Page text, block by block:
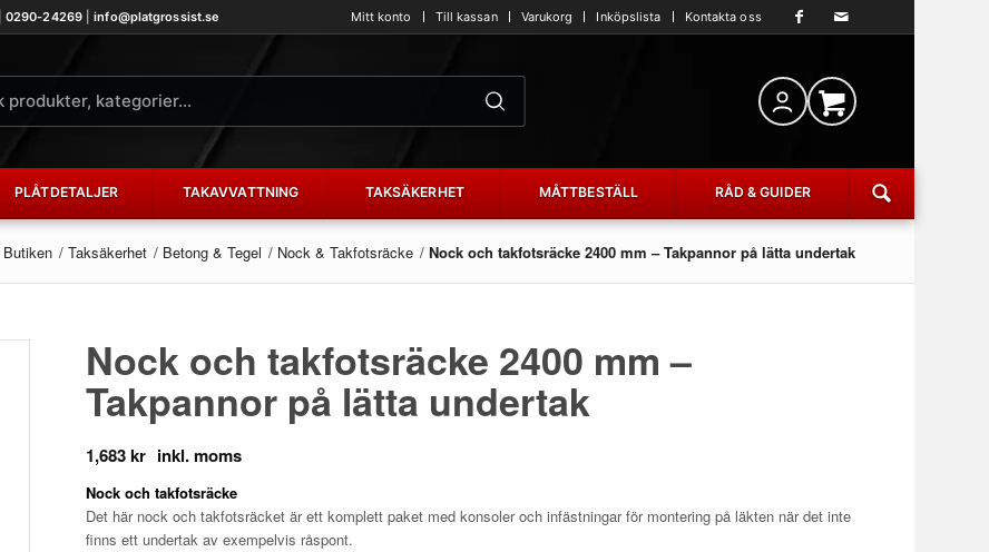
Mitt konto Till kassan Varukorg Inköpslista Kontakta oss
0290-24269|info@platgrossist.se
PLÅTDETALJER TAKAVVATTNING TAKSÄKERHET MÅTTBESTÄLL RÅD & GUIDER
Butiken / Taksäkerhet / Betong & Tegel / Nock & Takfotsräcke / Nock och takfotsräcke 2400 mm – Takpannor på lätta undertak
Nock och takfotsräcke 2400 mm –
Takpannor på lätta undertak
1,683kr
Nock och takfotsräcke
Det här nock och takfotsräcket är ett komplett paket med konsoler och infästningar för montering på läkten när det inte
finns ett undertak av exempelvis råspont.